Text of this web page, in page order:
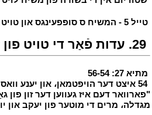
טייל 5 - המשיח ס סופפעינגס און טויט (מתיא 26: 1 - 27: 66)
29. עדות פֿאַר די טויט פון משיחן (מתיא 27: 56-54)
מתיא 27: 56-54
י
54 איצט דער הויפטמאן، און יענע
מגדלה، מרים די מוטער פון יעקב און